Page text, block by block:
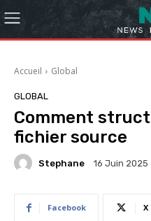
Accueil Global
GLOBAL
Comment
fichier source
Stephane 16 Juin 2025
Facebook X